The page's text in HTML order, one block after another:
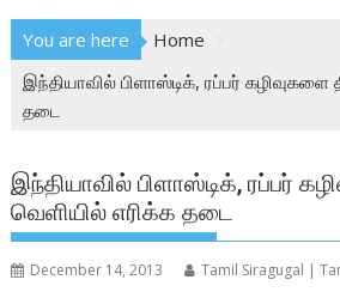
You are here
Home
இந்தியாவில் பிளாஸ்டிக், ரப்பர் கழிவுகளை
தடை
இந்தியாவில் பிளாஸ்டிக், ரப்பர்
வெளியில் எரிக்க தடை
December 14, 2013 Tamil Siragugal |